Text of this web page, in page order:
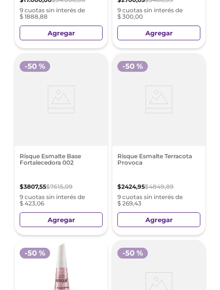
9 cuotas sin interés de
$ 1888,88
Agregar
9 cuotas sin interés de
$ 300,00
Agregar
Risque Esmalte Base
Fortalecedora 002
$3807,55$7615,09
9 cuotas sin interés de
$ 423,06
-50 %
Agregar
Risque Esmalte Terracota
Provoca
$2424,95$4849,89
9 cuotas sin interés de
$ 269,43
-50 %
Agregar
-50 % -50 %